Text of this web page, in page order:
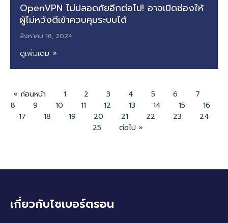
OpenVPN ไม่ปลอดภัยอีกต่อไป! อาจเปิดช่องให้
ผู้ไม่หวังดีเข้าควบคุมระบบได้
สิงหาคม 16, 2024
ดูเพิ่มเติม »
« ก่อนหน้า 1 2 3 4 5 6
7
8
9 10 11 12 13 14 15
16
17
18 19 20 21 22 23
24
25
ต่อไป »
เกี่ยวกับไซเบอร์ตรอน